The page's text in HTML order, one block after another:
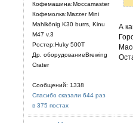
Кофемашина:Moccamaster
Кофемолка:Mazzer Mini
Mahlkönig K30 burrs, Kinu
M47 v.3
Ростер:Huky 500T
Др. оборудованиеBrewing
Crater
Сообщений: 1338
Спасибо сказали 644 раз
в 375 постах
А